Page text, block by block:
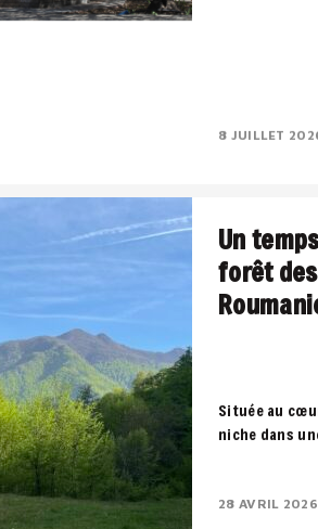
La
Le sud
lumière a
8 JUILLET
Un
forêt
Située au
niche dans
28 AVRIL 2026